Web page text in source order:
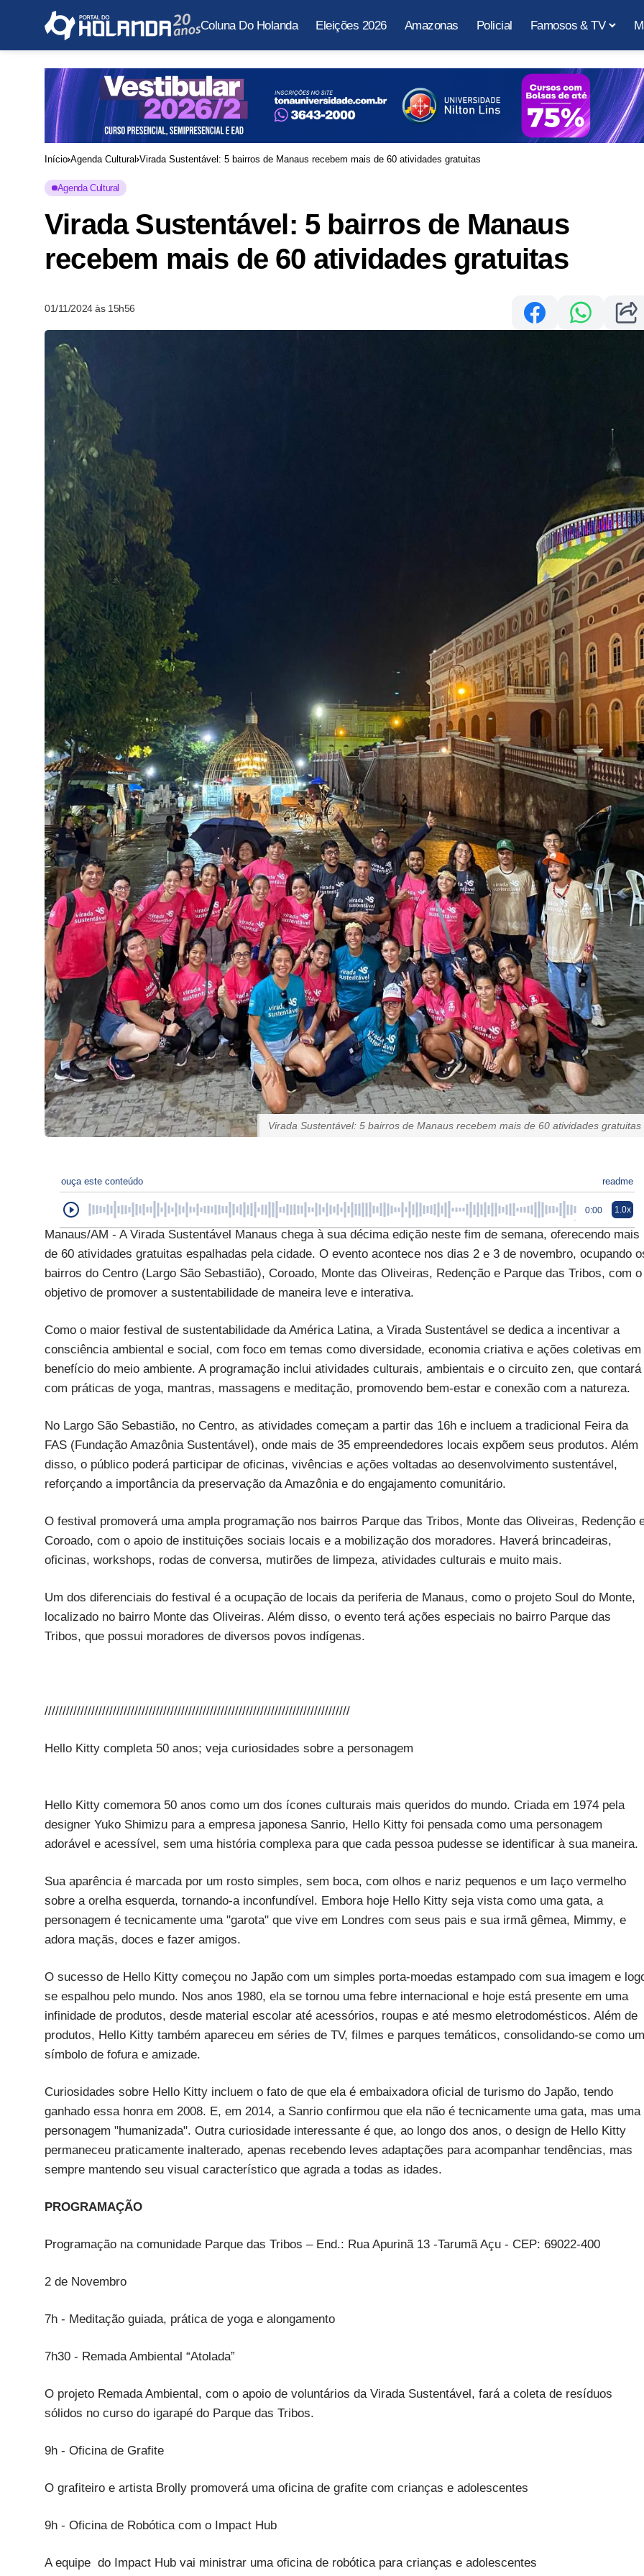
Coluna Do Holanda Eleições 2026 Amazonas Policial Famosos & TV
Início Agenda Cultural Virada Sustentável: 5 bairros de Manaus recebem mais de 60 atividades gratuitas
Agenda Cultural
Virada Sustentável: 5 bairros de Manaus
recebem mais de 60 atividades gratuitas
01/11/2024 às 15h56
Virada Sustentável: 5 bairros de Manaus recebem mais de 60 atividades gratuitas
ouça este conteúdo readme
0:00 1.0x
Manaus/AM - A Virada Sustentável Manaus chega à sua décima edição neste fim de semana, oferecendo mais
de 60 atividades gratuitas espalhadas pela cidade. O evento acontece nos dias 2 e 3 de novembro, ocupando
bairros do Centro (Largo São Sebastião), Coroado, Monte das Oliveiras, Redenção e Parque das Tribos, com o
objetivo de promover a sustentabilidade de maneira leve e interativa.
Como o maior festival de sustentabilidade da América Latina, a Virada Sustentável se dedica a incentivar a
consciência ambiental e social, com foco em temas como diversidade, economia criativa e ações coletivas em
benefício do meio ambiente. A programação inclui atividades culturais, ambientais e o circuito zen, que contará
com práticas de yoga, mantras, massagens e meditação, promovendo bem-estar e conexão com a natureza.
No Largo São Sebastião, no Centro, as atividades começam a partir das 16h e incluem a tradicional Feira da
FAS (Fundação Amazônia Sustentável), onde mais de 35 empreendedores locais expõem seus produtos. Além
disso, o público poderá participar de oficinas, vivências e ações voltadas ao desenvolvimento sustentável,
reforçando a importância da preservação da Amazônia e do engajamento comunitário.
O festival promoverá uma ampla programação nos bairros Parque das Tribos, Monte das Oliveiras, Redenção
Coroado, com o apoio de instituições sociais locais e a mobilização dos moradores. Haverá brincadeiras,
oficinas, workshops, rodas de conversa, mutirões de limpeza, atividades culturais e muito mais.
Um dos diferenciais do festival é a ocupação de locais da periferia de Manaus, como o projeto Soul do Monte,
localizado no bairro Monte das Oliveiras. Além disso, o evento terá ações especiais no bairro Parque das
Tribos, que possui moradores de diversos povos indígenas.
/////////////////////////////////////////////////////////////////////////////////////
Hello Kitty completa 50 anos; veja curiosidades sobre a personagem
Hello Kitty comemora 50 anos como um dos ícones culturais mais queridos do mundo. Criada em 1974 pela
designer Yuko Shimizu para a empresa japonesa Sanrio, Hello Kitty foi pensada como uma personagem
adorável e acessível, sem uma história complexa para que cada pessoa pudesse se identificar à sua maneira.
Sua aparência é marcada por um rosto simples, sem boca, com olhos e nariz pequenos e um laço vermelho
sobre a orelha esquerda, tornando-a inconfundível. Embora hoje Hello Kitty seja vista como uma gata, a
personagem é tecnicamente uma "garota" que vive em Londres com seus pais e sua irmã gêmea, Mimmy, e
adora maçãs, doces e fazer amigos.
O sucesso de Hello Kitty começou no Japão com um simples porta-moedas estampado com sua imagem e
se espalhou pelo mundo. Nos anos 1980, ela se tornou uma febre internacional e hoje está presente em uma
infinidade de produtos, desde material escolar até acessórios, roupas e até mesmo eletrodomésticos. Além de
produtos, Hello Kitty também apareceu em séries de TV, filmes e parques temáticos, consolidando-se como um
símbolo de fofura e amizade.
Curiosidades sobre Hello Kitty incluem o fato de que ela é embaixadora oficial de turismo do Japão, tendo
ganhado essa honra em 2008. E, em 2014, a Sanrio confirmou que ela não é tecnicamente uma gata, mas uma
personagem "humanizada". Outra curiosidade interessante é que, ao longo dos anos, o design de Hello Kitty
permaneceu praticamente inalterado, apenas recebendo leves adaptações para acompanhar tendências, mas
sempre mantendo seu visual característico que agrada a todas as idades.
PROGRAMAÇÃO
Programação na comunidade Parque das Tribos – End.: Rua Apurinã 13 -Tarumã Açu - CEP: 69022-400
2 de Novembro
7h - Meditação guiada, prática de yoga e alongamento
7h30 - Remada Ambiental “Atolada”
O projeto Remada Ambiental, com o apoio de voluntários da Virada Sustentável, fará a coleta de resíduos
sólidos no curso do igarapé do Parque das Tribos.
9h - Oficina de Grafite
O grafiteiro e artista Brolly promoverá uma oficina de grafite com crianças e adolescentes
9h - Oficina de Robótica com o Impact Hub
A equipe do Impact Hub vai ministrar uma oficina de robótica para crianças e adolescentes